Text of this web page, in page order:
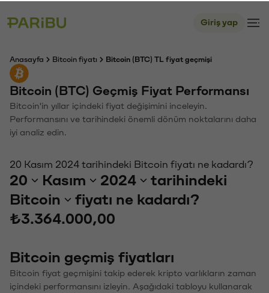
Giriş yap
Anasayfa Bitcoin fiyatı Bitcoin (BTC) TL fiyat geçmişi
Bitcoin (BTC) Geçmiş Fiyat Performansı
Bitcoin'in yıllar içindeki fiyat değişimini inceleyin.
Performansını ve tarihindeki önemli dönüm noktalarını daha
iyi analiz edin.
20 Kasım 2024 tarihindeki Bitcoin fiyatı ne kadardı?
20 Kasım 2024
tarihindeki
Bitcoin
fiyatı ne kadardı?
₺3.364.000,00
Bitcoin geçmiş fiyatları
Bitcoin fiyat geçmişini takip ederek kripto varlıkların zaman
içindeki performansını izleyin. Aşağıdaki tabloyu kullanarak